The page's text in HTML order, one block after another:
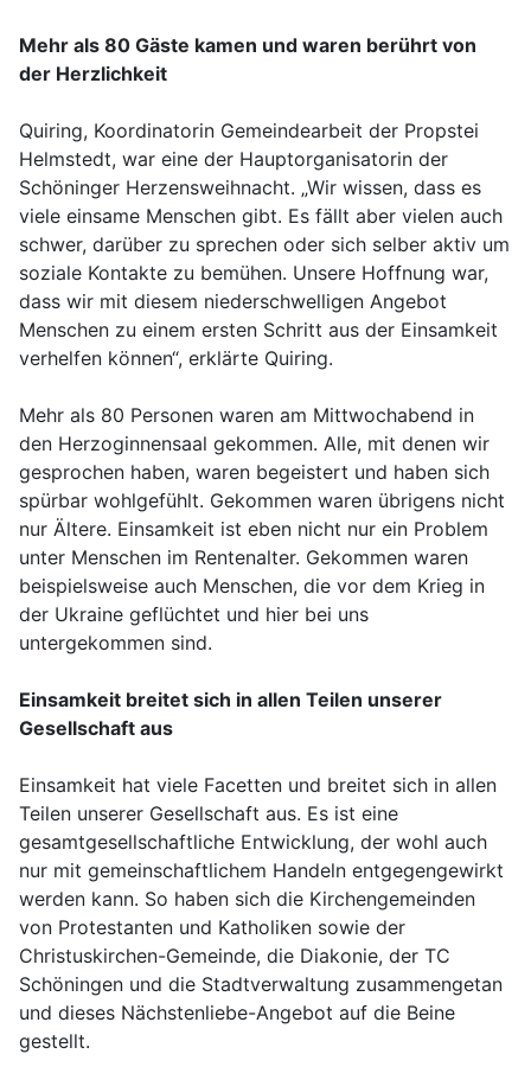
Mehr als 80 Gäste kamen und waren berührt von
der Herzlichkeit
Quiring, Koordinatorin Gemeindearbeit der Propstei
Helmstedt, war eine der Hauptorganisatorin der
Schöninger Herzensweihnacht. „Wir wissen, dass es
viele einsame Menschen gibt. Es fällt aber vielen auch
schwer, darüber zu sprechen oder sich selber aktiv um
soziale Kontakte zu bemühen. Unsere Hoffnung war,
dass wir mit diesem niederschwelligen Angebot
Menschen zu einem ersten Schritt aus der Einsamkeit
verhelfen können“, erklärte Quiring.
Mehr als 80 Personen waren am Mittwochabend in
den Herzoginnensaal gekommen. Alle, mit denen wir
gesprochen haben, waren begeistert und haben sich
spürbar wohlgefühlt. Gekommen waren übrigens nicht
nur Ältere. Einsamkeit ist eben nicht nur ein Problem
unter Menschen im Rentenalter. Gekommen waren
beispielsweise auch Menschen, die vor dem Krieg in
der Ukraine geflüchtet und hier bei uns
untergekommen sind.
Einsamkeit breitet sich in allen Teilen unserer
Gesellschaft aus
Einsamkeit hat viele Facetten und breitet sich in allen
Teilen unserer Gesellschaft aus. Es ist eine
gesamtgesellschaftliche Entwicklung, der wohl auch
nur mit gemeinschaftlichem Handeln entgegengewirkt
werden kann. So haben sich die Kirchengemeinden
von Protestanten und Katholiken sowie der
Christuskirchen-Gemeinde, die Diakonie, der TC
Schöningen und die Stadtverwaltung zusammengetan
und dieses Nächstenliebe-Angebot auf die Beine
gestellt.